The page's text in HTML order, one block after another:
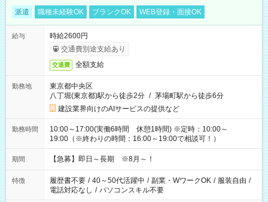
派遣 職種未経験OK ブランクOK WEB登録・面接OK
給与
時給2600円
交通費別途支給あり
交通費 全額支給
勤務地
東京都中央区
八丁堀(東京都)駅から徒歩2分 / 茅場町駅から徒歩6分
建設業界向けのAIサービスの提供など
勤務時間
10:00～17:00(実働6時間 休憩1時間) ※定時：10:00～
19:00（※終わりの時間：16:00～19:00で相談可！）
期間 【急募】即日～長期 ※8月～！
特徴 履歴書不要 / 40～50代活躍中 / 副業・WワークOK / 服装自由 /
電話対応なし / パソコンスキル不要